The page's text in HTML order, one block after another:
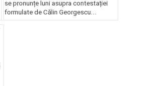
judiciar
se pronunțe luni asupra contestației
formulate de Călin Georgescu...